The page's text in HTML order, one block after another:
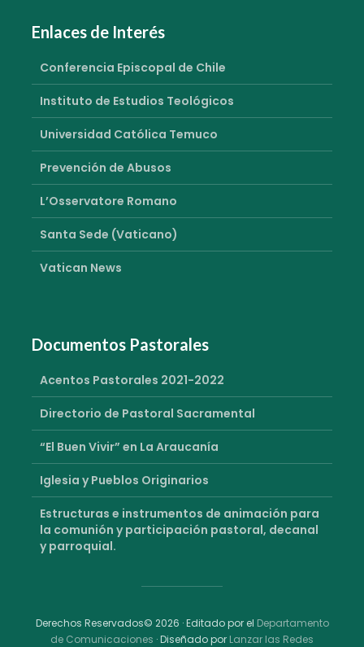
Enlaces de Interés
Conferencia Episcopal de Chile
Instituto de Estudios Teológicos
Universidad Católica Temuco
Prevención de Abusos
L’Osservatore Romano
Santa Sede (Vaticano)
Vatican News
Documentos Pastorales
Acentos Pastorales 2021-2022
Directorio de Pastoral Sacramental
“El Buen Vivir” en La Araucanía
Iglesia y Pueblos Originarios
Estructuras e instrumentos de animación para
la comunión y participación pastoral, decanal
y parroquial.
Derechos Reservados© 2026 · Editado por el Departamento
de Comunicaciones · Diseñado por Lanzar las Redes